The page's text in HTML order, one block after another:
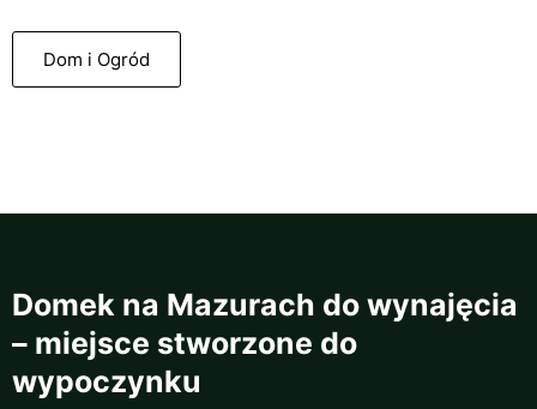
Dom i Ogród
Domek na Mazurach do wynajęcia
– miejsce stworzone do
wypoczynku